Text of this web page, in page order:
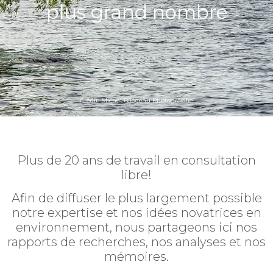
plus grand nombre
Crédit: Michel Bilodeau Photographe
Plus de 20 ans de travail en consultation
libre!
Afin de diffuser le plus largement possible
notre expertise et nos idées novatrices en
environnement, nous partageons ici nos
rapports de recherches, nos analyses et nos
mémoires.